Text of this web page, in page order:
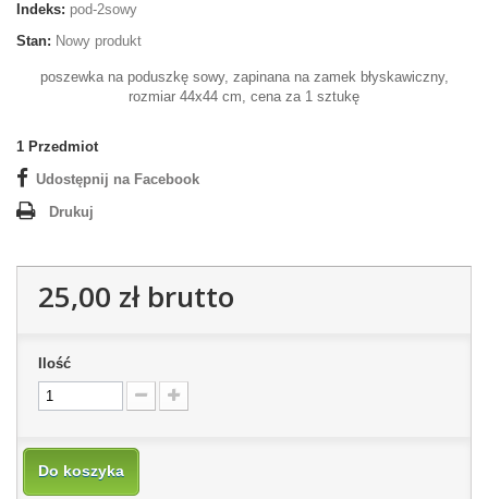
Indeks: pod-2sowy
Stan: Nowy produkt
poszewka na poduszkę sowy, zapinana na zamek błyskawiczny,
rozmiar 44x44 cm, cena za 1 sztukę
1 Przedmiot
Udostępnij na Facebook
Drukuj
25,00 złbrutto
Ilość
Do koszyka